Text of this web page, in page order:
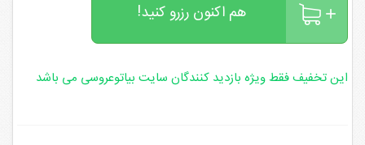
هم اکنون رزرو کنید!
این تخفیف فقط ویژه بازدید کنندگان سایت بیاتوعروسی می باشد